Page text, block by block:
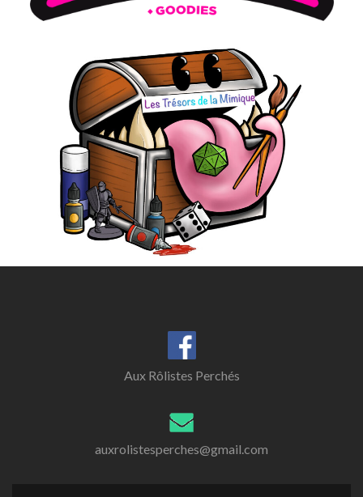
Aux Rôlistes Perchés
auxrolistesperches@gmail.com